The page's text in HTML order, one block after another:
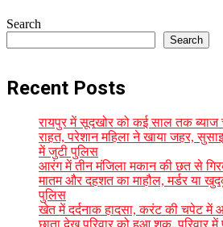
Search
Search
Recent Posts
रायपुर में सूदखोर को कई साल तक ब्याज
राहत, परेशान महिला ने खाया जहर,
में जुटी पुलिस
आरंग में तीन मंजिला मकान की छत से
मातम और दहशत का माहौल, मर्डर या
पुलिस
खेत में दर्दनाक हादसा, करंट की चपेट में
छाता देख परिवार को हुआ शक, परिवार